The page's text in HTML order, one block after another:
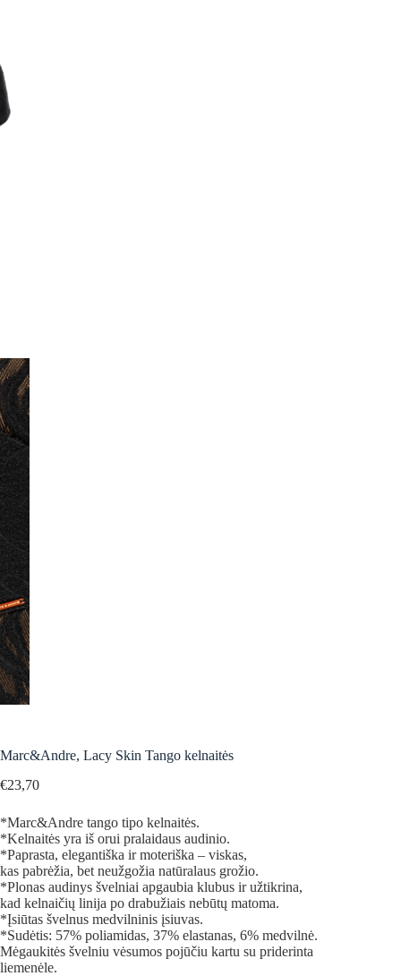
Marc&Andre, Lacy Skin Tango kelnaitės
€23,70
*Marc&Andre tango tipo kelnaitės.
*Kelnaitės yra iš orui pralaidaus audinio.
*Paprasta, elegantiška ir moteriška – viskas,
kas pabrėžia, bet neužgožia natūralaus grožio.
*Plonas audinys švelniai apgaubia klubus ir užtikrina,
kad kelnaičių linija po drabužiais nebūtų matoma.
*Įsiūtas švelnus medvilninis įsiuvas.
*Sudėtis: 57% poliamidas, 37% elastanas, 6% medvilnė.
Mėgaukitės švelniu vėsumos pojūčiu kartu su priderinta
liemenėle.